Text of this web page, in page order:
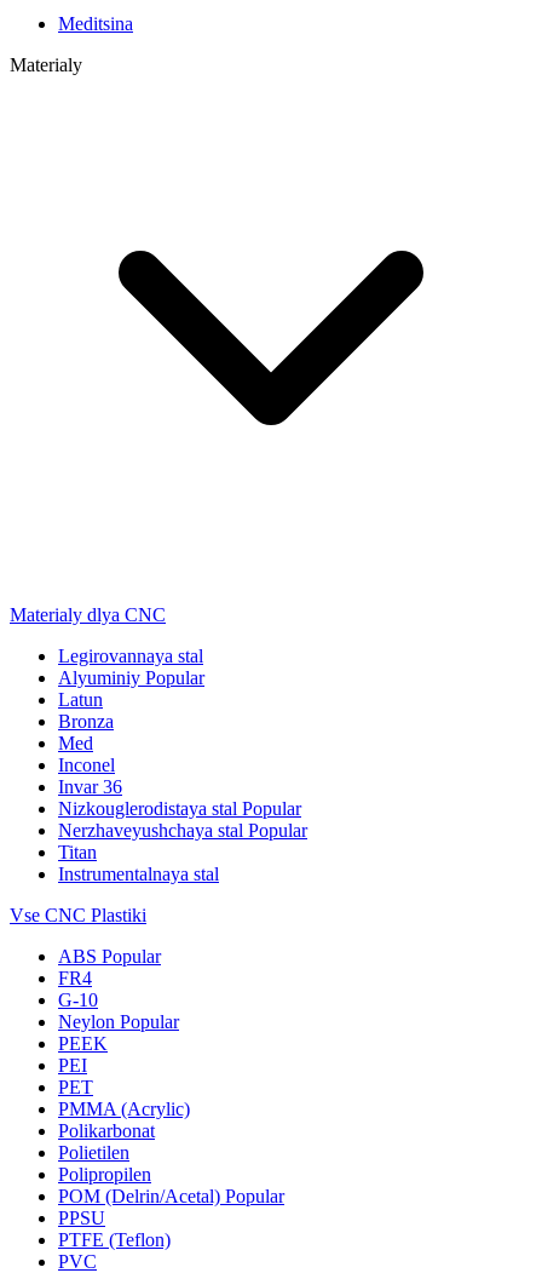
Meditsina
Materialy
Materialy dlya CNC
Legirovannaya stal
Alyuminiy Popular
Latun
Bronza
Med
Inconel
Invar 36
Nizkouglerodistaya stal Popular
Nerzhaveyushchaya stal Popular
Titan
Instrumentalnaya stal
Vse CNC Plastiki
ABS Popular
FR4
G-10
Neylon Popular
PEEK
PEI
PET
PMMA (Acrylic)
Polikarbonat
Polietilen
Polipropilen
POM (Delrin/Acetal) Popular
PPSU
PTFE (Teflon)
PVC